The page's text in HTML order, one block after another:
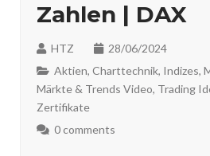
Zahlen | DAX
HTZ
28/06/2024
Aktien, Charttechnik, Indizes,
Märkte & Trends Video, Trading
Zertifikate
0 comments